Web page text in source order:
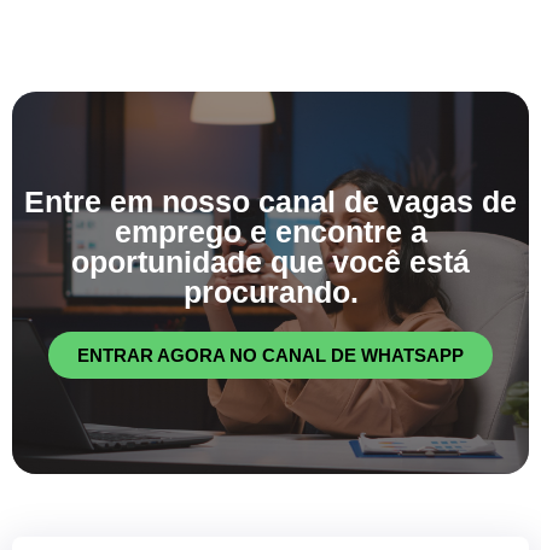
Entre em nosso canal de vagas de
emprego e encontre a
oportunidade que você está
procurando.
ENTRAR AGORA NO CANAL DE WHATSAPP